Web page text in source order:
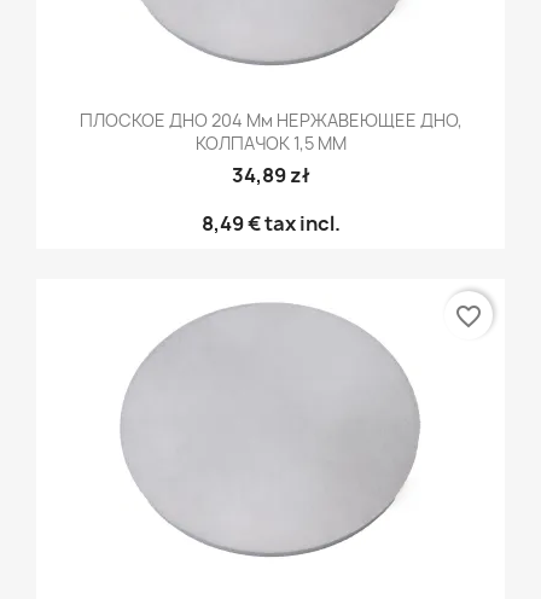
ПЛОСКОЕ ДНО 204 Мм НЕРЖАВЕЮЩЕЕ ДНО,
КОЛПАЧОК 1,5 ММ
34,89 zł
8,49 €tax incl.
favorite_border